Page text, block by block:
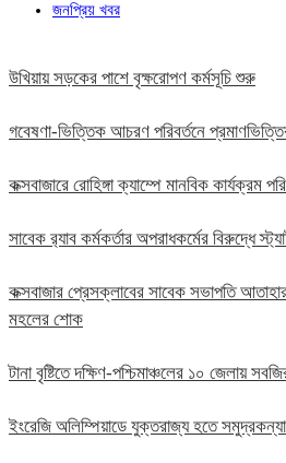
জনপ্রিয় খবর
উখিয়ায় সড়কের পাশে বৃক্ষরোপণ কর্মসূচি শুরু
গবেষণা-ভিত্তিক আচরণ পরিবর্তনে
কক্সবাজারে রোহিঙ্গা ক্যাম্পে মানবিক কার্যক্রম
সাবেক র‍্যাব কর্মকর্তার অপরাধকর্মের বিরুদ্ধে
কক্সবাজার প্রেসক্লাবের সাবেক সভাপতি
মহলের শোক
টানা বৃষ্টিতে দক্ষিণ-পশ্চিমাঞ্চলের ১০ জেলায়
ইংরেজি অলিম্পিয়াডে যুক্তরাজ্য হতে